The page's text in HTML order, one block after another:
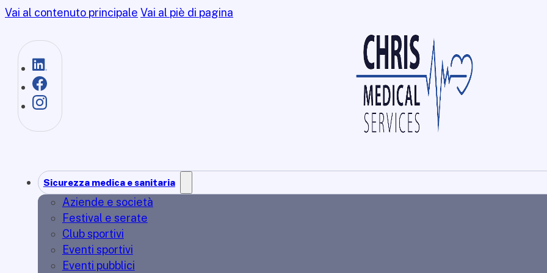
Vai al contenuto principale Vai al piè di pagina
Sicurezza medica e sanitaria
Aziende e società
Festival e serate
Club sportivi
Eventi sportivi
Eventi pubblici